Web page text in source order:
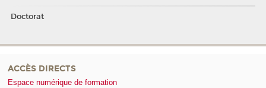
Doctorat
ACCÈS DIRECTS
Espace numérique de formation